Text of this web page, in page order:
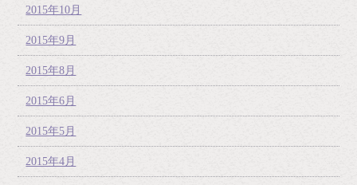
2015年10月
2015年9月
2015年8月
2015年6月
2015年5月
2015年4月